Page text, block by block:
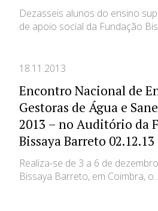
Casas da Criança
Colégio Bissaya Barreto
Dezasseis alunos do ensino
de apoio social da Fundação
18.11.2013
Encontro Nacional de
Gestoras de Água e
2013 – no Auditório da
Bissaya Barreto 02.12.13
Realiza-se de 3 a 6 de
Bissaya Barreto, em Coimbra,